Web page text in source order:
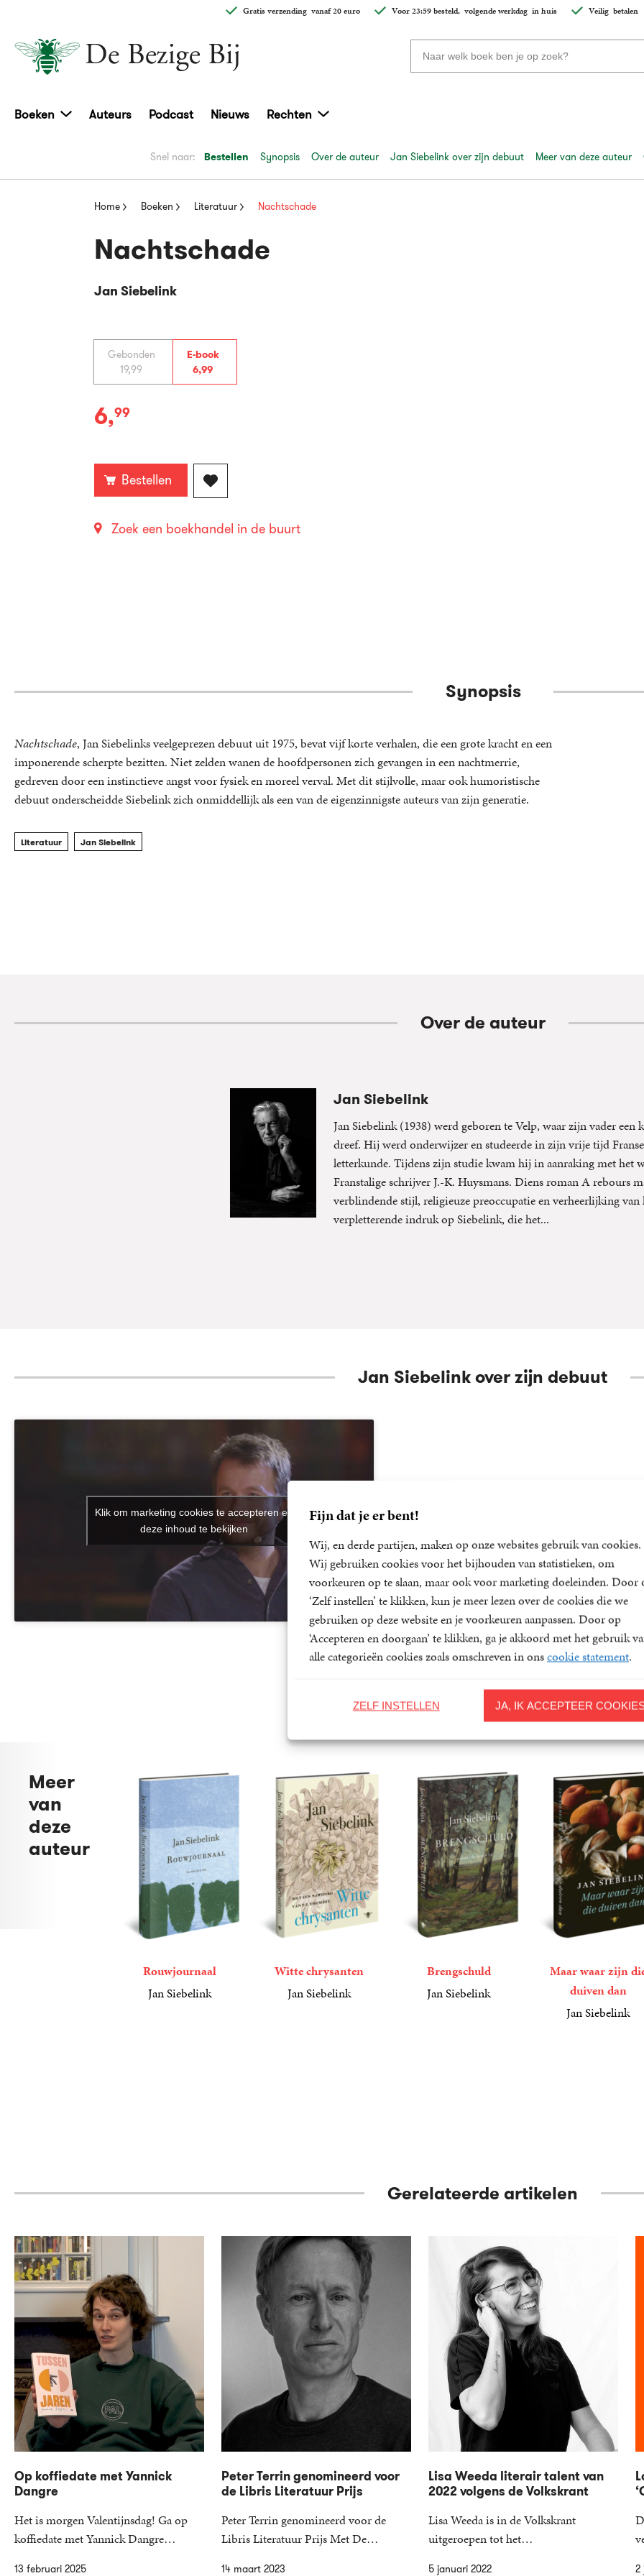
Fijn dat je er bent!
Wij, en derde partijen, maken op onze websites gebruik van cookies.
Wij gebruiken cookies voor het bijhouden van statistieken, om
voorkeuren op te slaan, maar ook voor marketing doeleinden. Door
‘Zelf instellen’ te klikken, kun je meer lezen over de cookies die we
gebruiken op deze website en je voorkeuren aanpassen. Door op
‘Accepteren en doorgaan’ te klikken, ga je akkoord met het gebruik
alle categorieën cookies zoals omschreven in onscookie statement.
JA, IK ACCEPTEER
ZELF INSTELLEN
Gratis verzendingvanaf 20 euro Voor 23:59 besteld, volgende werkdagin huis Veiligbetalen
Zoeken
naar
Boeken Auteurs Podcast Nieuws Rechten
Snel naar: Bestellen Synopsis Over de auteur Jan Siebelink over zijn debuut Meer van deze auteur
Home Boeken Literatuur Nachtschade
Nachtschade
Jan Siebelink
Gebonden
19,99
E-book
6,99
E-
6,99
Bestellen
Zoek een boekhandel in de buurt
Synopsis
Nachtschade, Jan Siebelinks veelgeprezen debuut uit 1975, bevat vijf korte verhalen, die een grote kracht en een
imponerende scherpte bezitten. Niet zelden wanen de hoofdpersonen zich gevangen in een nachtmerrie,
gedreven door een instinctieve angst voor fysiek en moreel verval. Met dit stijlvolle, maar ook humoristische
debuut onderscheidde Siebelink zich onmiddellijk als een van de eigenzinnigste auteurs van zijn generatie.
Literatuur Jan Siebelink
Over de auteur
Jan Siebelink
Jan Siebelink (1938) werd geboren te Velp, waar zijn vader een
dreef. Hij werd onderwijzer en studeerde in zijn vrije tijd
letterkunde. Tijdens zijn studie kwam hij in aanraking met het
Franstalige schrijver J.-K. Huysmans. Diens roman A rebours
verblindende stijl, religieuze preoccupatie en verheerlijking van
verpletterende indruk op Siebelink, die het...
Jan Siebelink over zijn debuut
Klik om marketing cookies te accepteren en
deze inhoud te bekijken
Meer
van
deze
auteur
Rouwjournaal
Jan Siebelink
Witte chrysanten
Jan Siebelink
Brengschuld
Jan Siebelink
Maar waar zijn
duiven dan
Jan Siebelink
Gerelateerde artikelen
13 februari 2025
Op koffiedate met Yannick
Dangre
Het is morgen Valentijnsdag! Ga op
koffiedate met Yannick Dangre…
14 maart 2023
Peter Terrin genomineerd voor
de Libris Literatuur Prijs
Peter Terrin genomineerd voor de
Libris Literatuur Prijs Met De…
5 januari 2022
Lisa Weeda literair talent van
2022 volgens de Volkskrant
Lisa Weeda is in de Volkskrant
uitgeroepen tot het…
2